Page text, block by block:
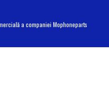
a companiei Mophoneparts